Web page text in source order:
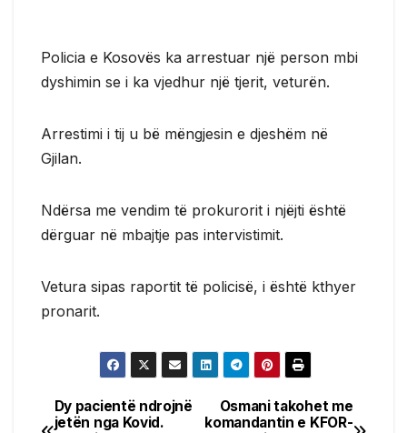
Policia e Kosovës ka arrestuar një person mbi
dyshimin se i ka vjedhur një tjerit, veturën.
Arrestimi i tij u bë mëngjesin e djeshëm në
Gjilan.
Ndërsa me vendim të prokurorit i njëjti është
dërguar në mbajtje pas intervistimit.
Vetura sipas raportit të policisë, i është kthyer
pronarit.
Post
Osmani takohet me
komandantin e KFOR-
Dy pacientë ndrojnë
jetën nga Kovid.